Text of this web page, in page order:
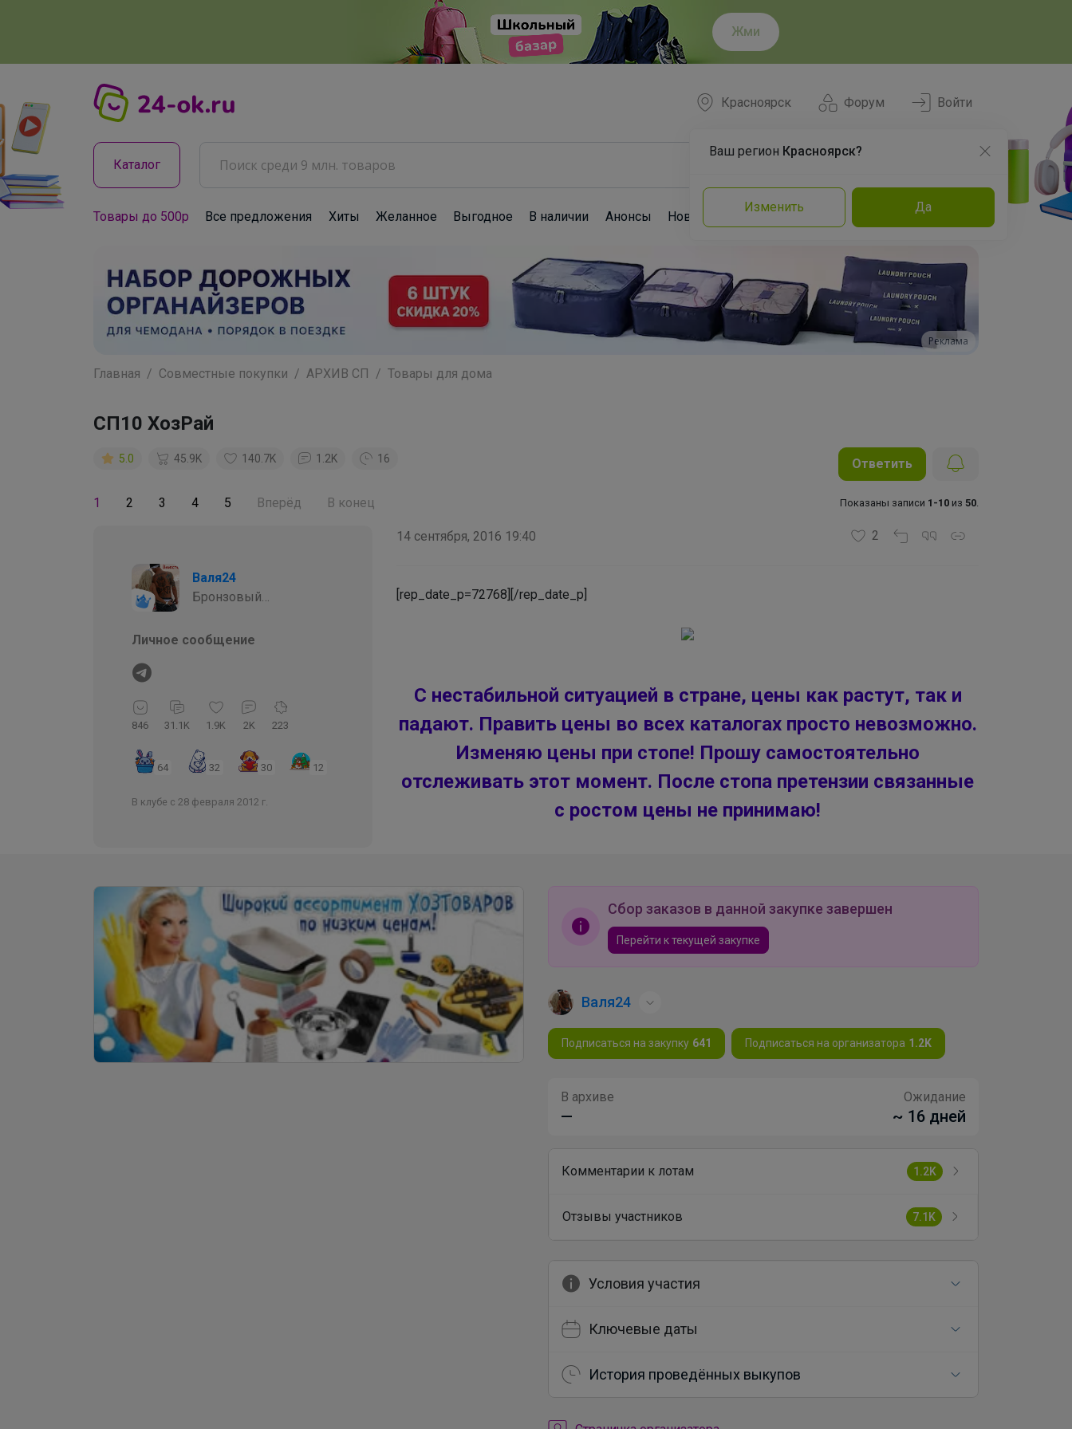
Жми
Форум
Красноярск
Ваш регион Красноярск?
Изменить Да
Войти
Каталог
Товары до 500р Все предложения Хиты Желанное Выгодное В наличии Анонсы Новости Команда Эксперты
Реклама
Главная Совместные покупки АРХИВ СП Товары для дома
СП10 ХозРай
5.0 45.9K 140.7K 1.2K 16 Ответить
1 2 3 4 5 Вперёд В конец Показаны записи 1-10 из 50.
Валя24
Бронзовый
Личное сообщение
846 31.1K 1.9K 2K 223
64 32 30 12
В клубе с 28 февраля 2012 г.
14 сентября, 2016 19:40 2
[rep_date_p=72768][/rep_date_p]
С нестабильной ситуацией в стране, цены как растут, так и
падают. Править цены во всех каталогах просто невозможно.
Изменяю цены при стопе! Прошу самостоятельно
отслеживать этот момент. После стопа претензии связанные
с ростом цены не принимаю!
Сбор заказов в данной закупке завершен
Перейти к текущей закупке
Валя24
Подписаться на закупку 641 Подписаться на организатора 1.2K
В архиве
—
Ожидание
~ 16 дней
Комментарии к лотам 1.2K
Отзывы участников 7.1K
Условия участия
Ключевые даты
История проведённых выкупов